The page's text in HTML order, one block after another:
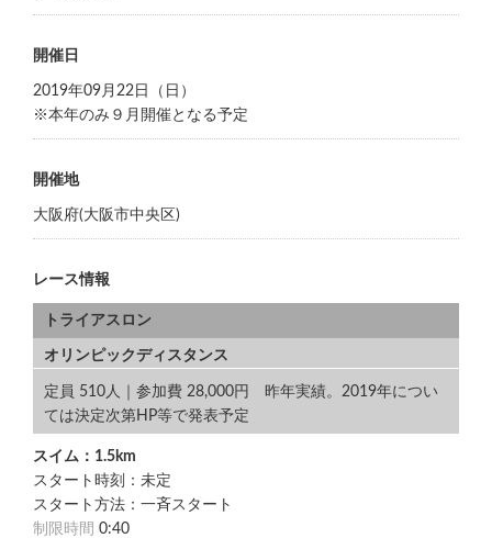
開催日
2019年09月22日（日）
※本年のみ９月開催となる予定
開催地
大阪府(大阪市中央区)
レース情報
トライアスロン
オリンピックディスタンス
定員 510人｜参加費 28,000円 昨年実績。2019年につい
ては決定次第HP等で発表予定
スイム：1.5km
スタート時刻：未定
スタート方法：一斉スタート
制限時間 0:40